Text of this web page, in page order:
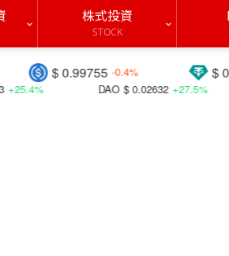
株式投資
STOCK
$ 0.99793 -0.1%
-0.4%
BICO $
DAO $ 0.02632 +27.5%